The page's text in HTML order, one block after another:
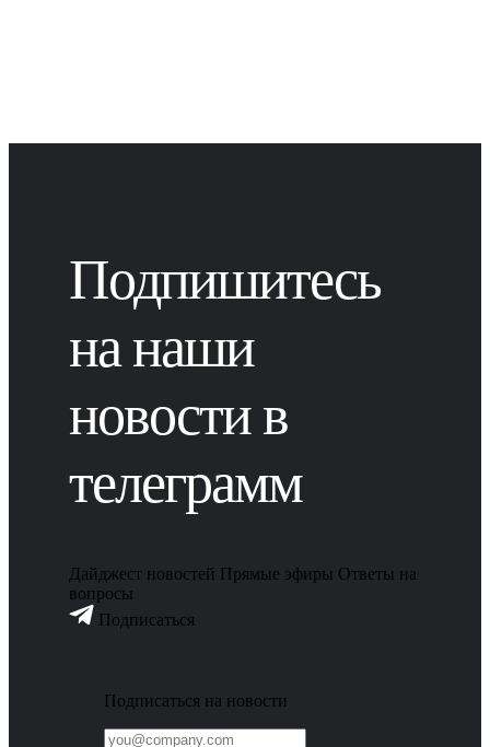
Подпишитесь
на наши
новости в
телеграмм
Дайджест новостей Прямые эфиры Ответы на
вопросы
Подписаться
Подписаться на новости